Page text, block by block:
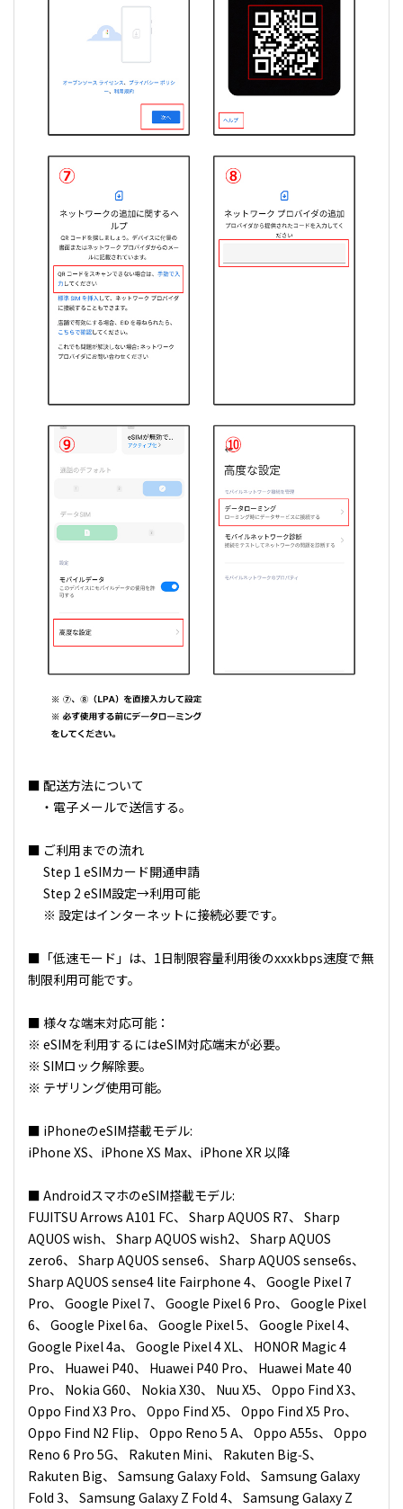
■ 配送方法について
・電子メールで送信する。
■ ご利用までの流れ
Step 1 eSIMカード開通申請
Step 2 eSIM設定→利用可能
※ 設定はインターネットに接続必要です。
■「低速モード」は、1日制限容量利用後のxxxkbps速度で無
制限利用可能です。
■ 様々な端末対応可能：
※ eSIMを利用するにはeSIM対応端末が必要。
※ SIMロック解除要。
※ テザリング使用可能。
■ iPhoneのeSIM搭載モデル:
iPhone XS、iPhone XS Max、iPhone XR 以降
■ AndroidスマホのeSIM搭載モデル:
FUJITSU Arrows A101 FC、 Sharp AQUOS R7、 Sharp
AQUOS wish、 Sharp AQUOS wish2、 Sharp AQUOS
zero6、 Sharp AQUOS sense6、 Sharp AQUOS sense6s、
Sharp AQUOS sense4 lite Fairphone 4、 Google Pixel 7
Pro、 Google Pixel 7、 Google Pixel 6 Pro、 Google Pixel
6、 Google Pixel 6a、 Google Pixel 5、 Google Pixel 4、
Google Pixel 4a、 Google Pixel 4 XL、 HONOR Magic 4
Pro、 Huawei P40、 Huawei P40 Pro、 Huawei Mate 40
Pro、 Nokia G60、 Nokia X30、 Nuu X5、 Oppo Find X3、
Oppo Find X3 Pro、 Oppo Find X5、 Oppo Find X5 Pro、
Oppo Find N2 Flip、 Oppo Reno 5 A、 Oppo A55s、 Oppo
Reno 6 Pro 5G、 Rakuten Mini、 Rakuten Big‑S、
Rakuten Big、 Samsung Galaxy Fold、 Samsung Galaxy
Fold 3、 Samsung Galaxy Z Fold 4、 Samsung Galaxy Z